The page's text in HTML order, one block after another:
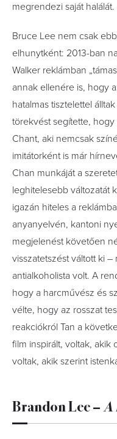
megrendezi saját halálát.
Bruce Lee nem csak
elhunytként: 2013-ban
Walker reklámban
annak ellenére is, hogy
hatalmas tisztelettel
törekvést segítette,
Chant, aki nemcsak
imitátorként is már
Chan munkáját a
leghitelesebb változatát
igazán hiteles a
anyanyelvén, kantoni
megjelenést követően
visszatetszést váltott ki
antialkoholista volt. A
hogy a harcművész és
vélte, hogy az rosszat
reakciókról Tan a
film inspirált, voltak, akik
voltak, akik szerint
Brandon Lee –A